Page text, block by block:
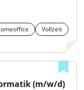
Vollzeit
(m/w/d)